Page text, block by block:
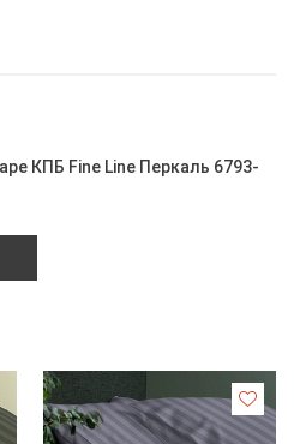
КПБ Fine Line Перкаль 6793-